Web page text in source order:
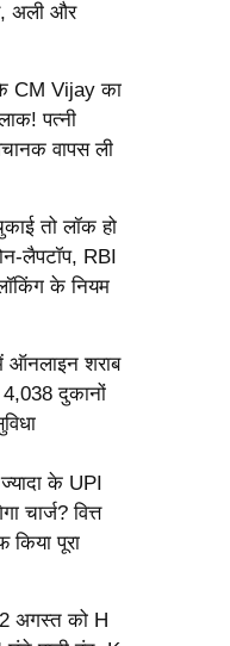
अली और
CM Vijay का
पत्नी
वापस ली
तो लॉक हो
लैपटॉप, RBI
के नियम
ऑनलाइन शराब
दुकानों
के UPI
चार्ज? वित्त
किया पूरा
अगस्त को H